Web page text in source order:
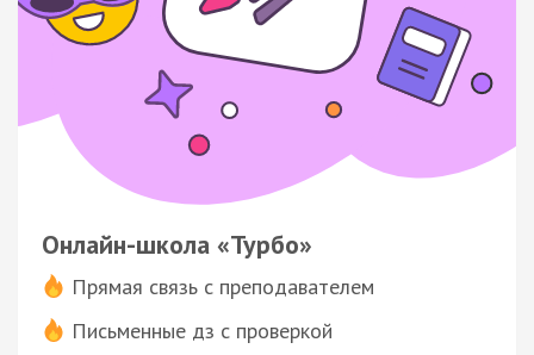
Онлайн-школа «Турбо»
Прямая связь с преподавателем
Письменные дз с проверкой